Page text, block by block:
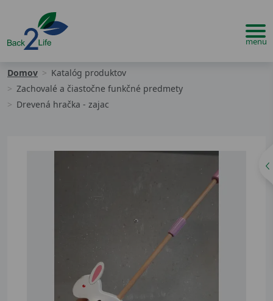
Domov
Katalóg produktov
Zachovalé a čiastočne funkčné predmety
Drevená hračka - zajac